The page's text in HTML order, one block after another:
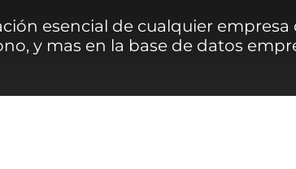
esencial de cualquier
y mas en la base de datos